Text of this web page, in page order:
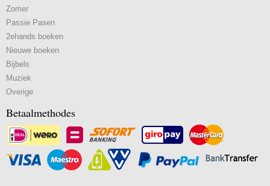
Zomer
Passie Pasen
2ehands boeken
Nieuwe boeken
Bijbels
Muziek
Overige
Betaalmethodes